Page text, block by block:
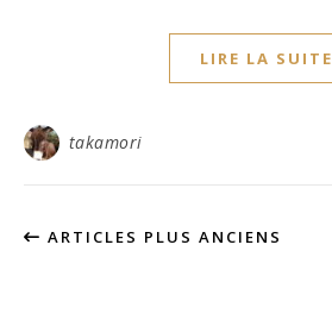
LIRE LA SUITE
takamori
ARTICLES PLUS ANCIENS